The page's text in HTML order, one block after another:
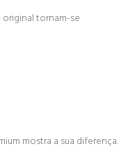
tornam-se
mostra a sua diferença.